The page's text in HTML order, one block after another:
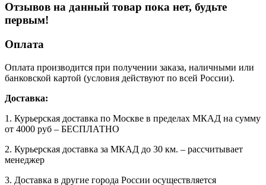
Отзывов на данный товар пока нет, будьте
первым!
Оплата
Оплата производится при получении заказа, наличными или
банковской картой (условия действуют по всей России).
Доставка:
1. Курьерская доставка по Москве в пределах МКАД на сумму
от 4000 руб – БЕСПЛАТНО
2. Курьерская доставка за МКАД до 30 км. – рассчитывает
менеджер
3. Доставка в другие города России осуществляется